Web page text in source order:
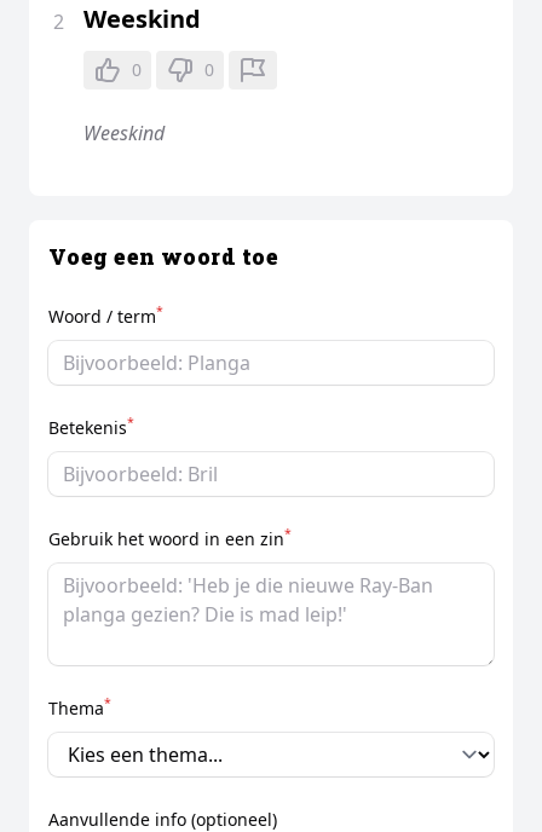
2 Weeskind
0 0
Weeskind
Voeg een woord toe
Woord / term*
Betekenis*
Gebruik het woord in een zin*
Thema*
Aanvullende info (optioneel)